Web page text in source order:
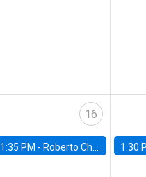
16
1:35 PM - Roberto Chang, Rutgers University 1:30